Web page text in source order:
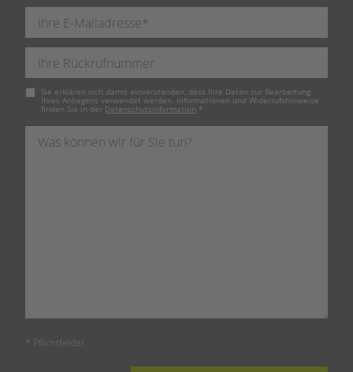
Pflichtfeld
Sie erklären sich damit einverstanden, dass Ihre Daten zur Bearbeitung
Ihres Anliegens verwendet werden. Informationen und Widerrufshinweise
finden Sie in der Datenschutzinformation. *
* Pflichtfelder